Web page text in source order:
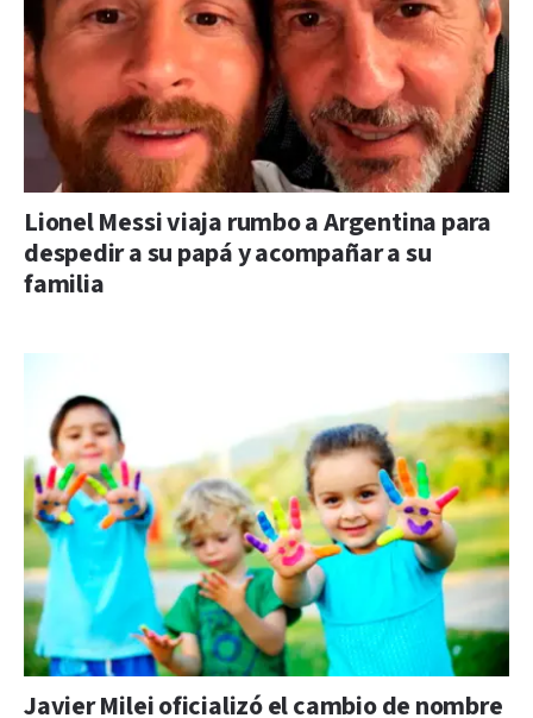
Lionel Messi viaja rumbo a Argentina para
despedir a su papá y acompañar a su
familia
Javier Milei oficializó el cambio de nombre